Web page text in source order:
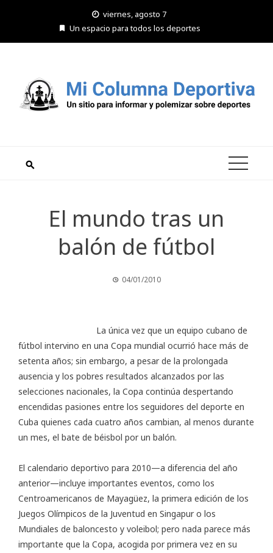
viernes, agosto 7
Un espacio para todos los deportes
El mundo tras un
balón de fútbol
04/01/2010
La única vez que un equipo cubano de
fútbol intervino en una Copa mundial ocurrió hace más de
setenta años; sin embargo, a pesar de la prolongada
ausencia y los pobres resultados alcanzados por las
selecciones nacionales, la Copa continúa despertando
encendidas pasiones entre los seguidores del deporte en
Cuba quienes cada cuatro años cambian, al menos durante
un mes, el bate de béisbol por un balón.
El calendario deportivo para 2010—a diferencia del año
anterior—incluye importantes eventos, como los
Centroamericanos de Mayagüez, la primera edición de los
Juegos Olímpicos de la Juventud en Singapur o los
Mundiales de baloncesto y voleibol; pero nada parece más
importante que la Copa, acogida por primera vez en su